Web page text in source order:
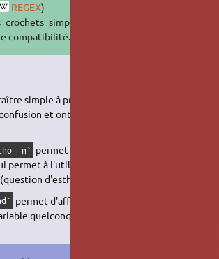
REGEX)
simples pour
compatibilité.
simple à première vue mais certaines
et ont besoin d'être expliquées en
-n` permet de laisser le curseur sur la
permet à l'utilisateur de taper la réponse
d'esthétique).
permet d'affecter une valeur ou un
quelconque, en la demandant à